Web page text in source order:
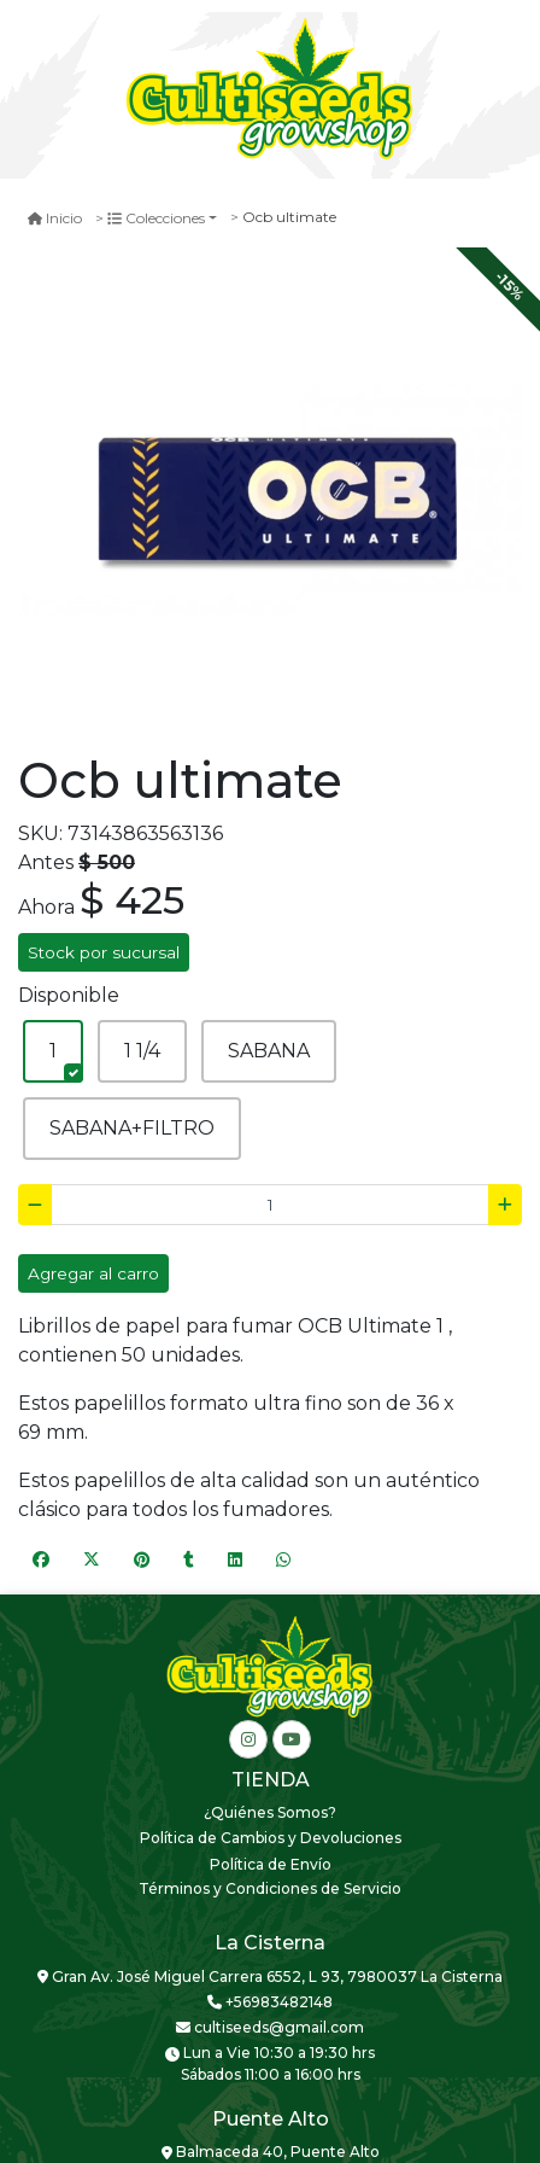
Inicio Colecciones Ocb ultimate
-15%
Ocb ultimate
SKU: 73143863563136
Antes $ 500
Ahora $ 425
Stock por sucursal
Disponible
1 1 1/4 SABANA
SABANA+FILTRO
Agregar al carro
Librillos de papel para fumar OCB Ultimate 1 ,
contienen 50 unidades.
Estos papelillos formato ultra fino son de 36 x
69 mm.
Estos papelillos de alta calidad son un auténtico
clásico para todos los fumadores.
TIENDA
¿Quiénes Somos?
Política de Cambios y Devoluciones
Política de Envío
Términos y Condiciones de Servicio
La Cisterna
Gran Av. José Miguel Carrera 6552, L 93, 7980037 La Cisterna
+56983482148
cultiseeds@gmail.com
Lun a Vie 10:30 a 19:30 hrs
Sábados 11:00 a 16:00 hrs
Puente Alto
Balmaceda 40, Puente Alto